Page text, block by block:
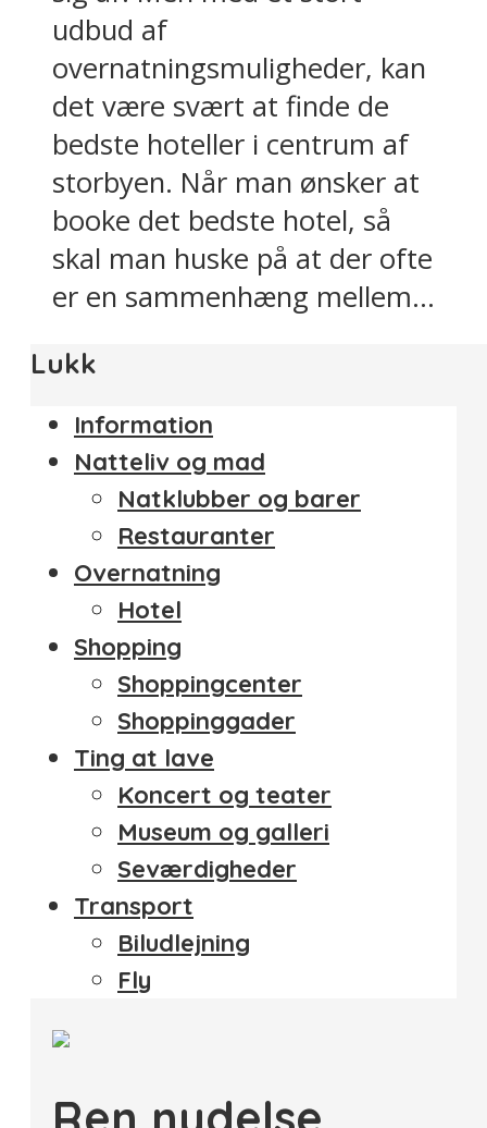
udbud af
overnatningsmuligheder, kan
det være svært at finde de
bedste hoteller i centrum af
storbyen. Når man ønsker at
booke det bedste hotel, så
skal man huske på at der ofte
er en sammenhæng mellem...
Lukk
Information
Natteliv og mad
Natklubber og barer
Restauranter
Overnatning
Hotel
Shopping
Shoppingcenter
Shoppinggader
Ting at lave
Koncert og teater
Museum og galleri
Seværdigheder
Transport
Biludlejning
Fly